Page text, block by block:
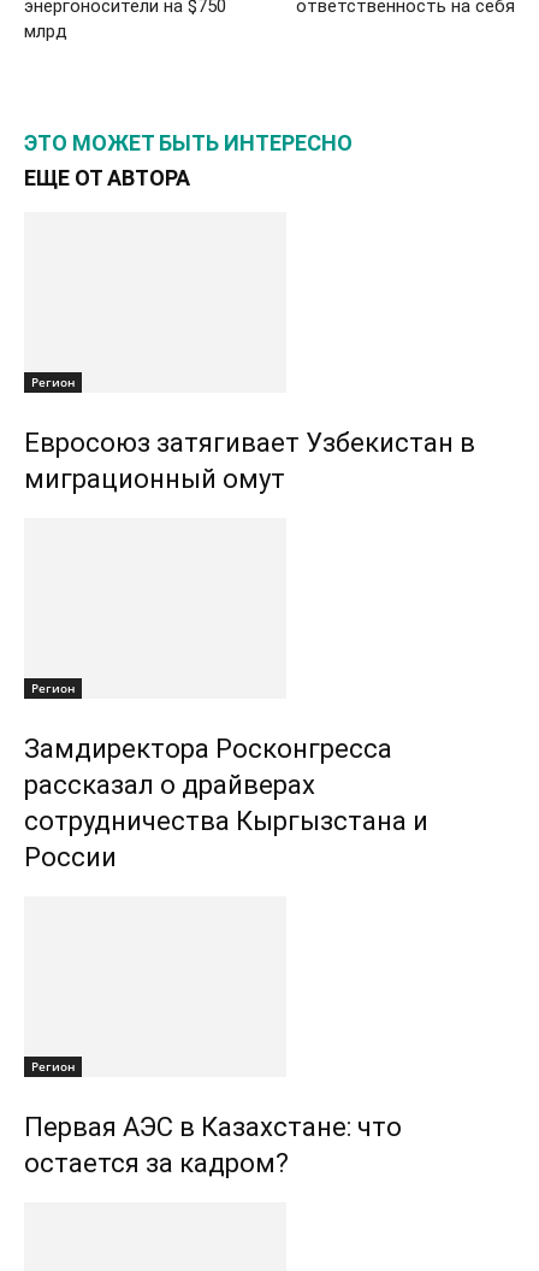
энергоносители на $750
млрд
ответственность на себя
ЭТО МОЖЕТ БЫТЬ ИНТЕРЕСНО
ЕЩЕ ОТ АВТОРА
Регион
Евросоюз затягивает Узбекистан в
миграционный омут
Регион
Замдиректора Росконгресса
рассказал о драйверах
сотрудничества Кыргызстана и
России
Регион
Первая АЭС в Казахстане: что
остается за кадром?